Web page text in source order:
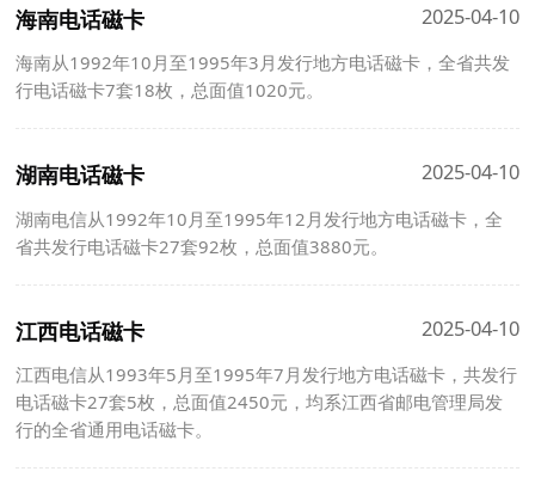
海南电话磁卡 2025-04-10
海南从1992年10月至1995年3月发行地方电话磁卡，全省共发
行电话磁卡7套18枚，总面值1020元。
湖南电话磁卡 2025-04-10
湖南电信从1992年10月至1995年12月发行地方电话磁卡，全
省共发行电话磁卡27套92枚，总面值3880元。
江西电话磁卡 2025-04-10
江西电信从1993年5月至1995年7月发行地方电话磁卡，共发行
电话磁卡27套5枚，总面值2450元，均系江西省邮电管理局发
行的全省通用电话磁卡。